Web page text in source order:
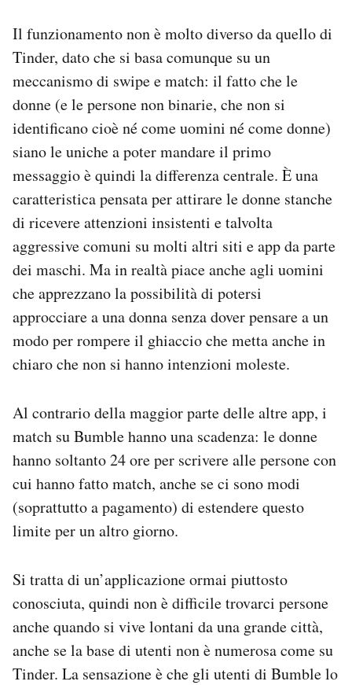
Il funzionamento non è molto diverso da quello di
Tinder, dato che si basa comunque su un
meccanismo di swipe e match: il fatto che le
donne (e le persone non binarie, che non si
identificano cioè né come uomini né come donne)
siano le uniche a poter mandare il primo
messaggio è quindi la differenza centrale. È una
caratteristica pensata per attirare le donne stanche
di ricevere attenzioni insistenti e talvolta
aggressive comuni su molti altri siti e app da parte
dei maschi. Ma in realtà piace anche agli uomini
che apprezzano la possibilità di potersi
approcciare a una donna senza dover pensare a un
modo per rompere il ghiaccio che metta anche in
chiaro che non si hanno intenzioni moleste.
Al contrario della maggior parte delle altre app, i
match su Bumble hanno una scadenza: le donne
hanno soltanto 24 ore per scrivere alle persone con
cui hanno fatto match, anche se ci sono modi
(soprattutto a pagamento) di estendere questo
limite per un altro giorno.
Si tratta di un’applicazione ormai piuttosto
conosciuta, quindi non è difficile trovarci persone
anche quando si vive lontani da una grande città,
anche se la base di utenti non è numerosa come su
Tinder. La sensazione è che gli utenti di Bumble lo